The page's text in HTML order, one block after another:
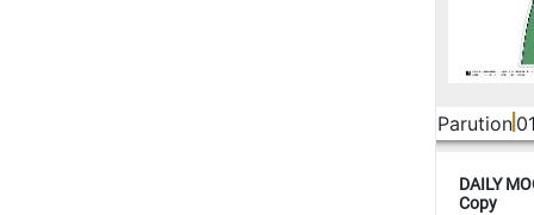
Parution
DAILY
Copy